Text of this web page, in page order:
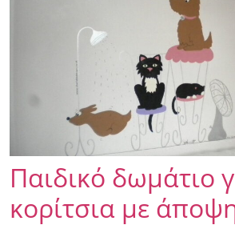
Παιδικό δωμάτιο
κορίτσια με